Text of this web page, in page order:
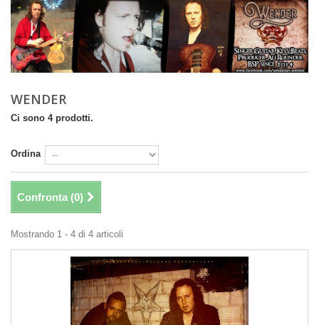
WENDER
Ci sono 4 prodotti.
Ordina
Confronta (0)
Mostrando 1 - 4 di 4 articoli